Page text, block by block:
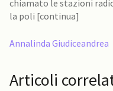
chiamato le stazioni
la poli [continua]
Annalinda Giudiceandrea
Articoli